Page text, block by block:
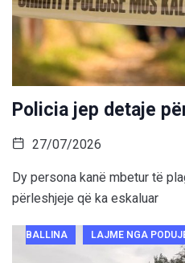
Policia jep detaje
27/07/2026
Dy persona kanë mbetur të
përleshjeje që ka eskaluar
BALLINA LAJME NGA